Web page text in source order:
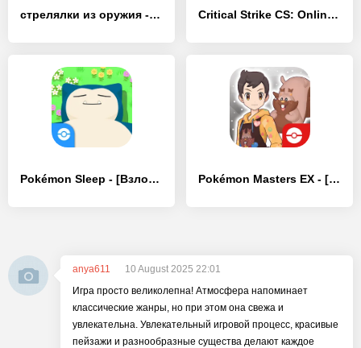
стрелялки из оружия - [Взлом/МОД Много денег] Critical Strike CS: Online FPS - [Взлом/МОД Меню]
Pokémon Sleep - [Взлом/МОД Все открыто] Pokémon Masters EX - [Взлом/МОД Бесконечные деньги]
anya611
10 August 2025 22:01
Игра просто великолепна! Атмосфера напоминает
классические жанры, но при этом она свежа и
увлекательна. Увлекательный игровой процесс, красивые
пейзажи и разнообразные существа делают каждое